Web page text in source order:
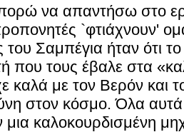
να απαντήσω στο
`φτιάχνουν'
Σαμπέγια ήταν ότι
τους έβαλε στα
καλά με τον Βερόν και
στον κόσμο. Όλα
μια καλοκουρδισμένη